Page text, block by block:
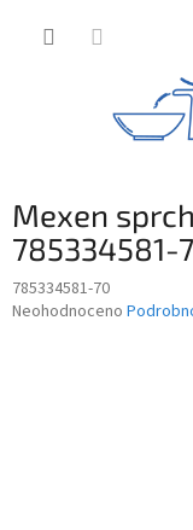
Mexen
785334581-
785334581-70
Průměrné
Neohodnoceno